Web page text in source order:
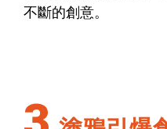
不斷的創意。